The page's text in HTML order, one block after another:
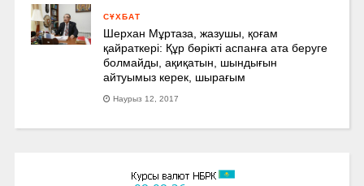
СҰХБАТ
Шерхан Мұртаза, жазушы, қоғам
қайраткері: Құр бөрікті аспанға ата беруге
болмайды, ақиқатын, шындығын
айтуымыз керек, шырағым
Наурыз 12, 2017